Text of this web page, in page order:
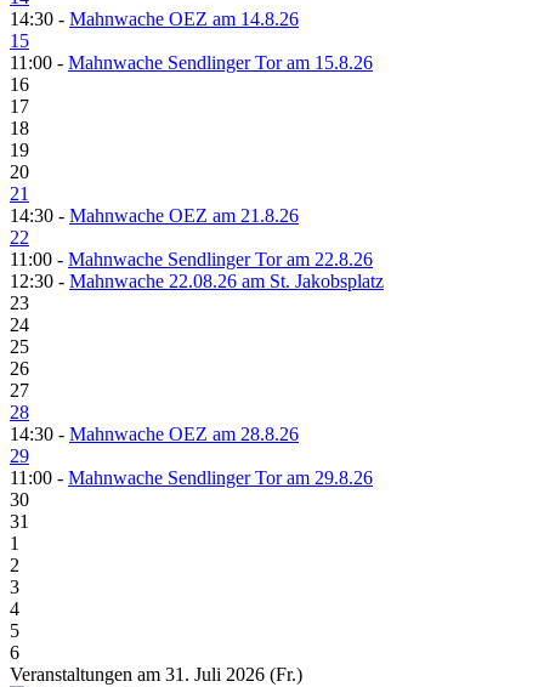
14:30 - Mahnwache OEZ am 14.8.26
15
11:00 - Mahnwache Sendlinger Tor am 15.8.26
16
17
18
19
20
21
14:30 - Mahnwache OEZ am 21.8.26
22
11:00 - Mahnwache Sendlinger Tor am 22.8.26
12:30 - Mahnwache 22.08.26 am St. Jakobsplatz
23
24
25
26
27
28
14:30 - Mahnwache OEZ am 28.8.26
29
11:00 - Mahnwache Sendlinger Tor am 29.8.26
30
31
1
2
3
4
5
6
Veranstaltungen am 31. Juli 2026 (Fr.)